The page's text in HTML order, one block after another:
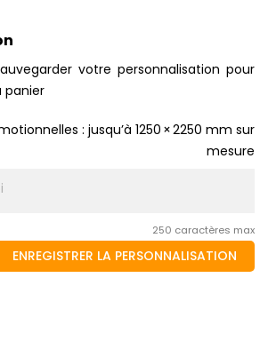
votre personnalisation pour
panier
: jusqu’à 1250 × 2250 mm sur
mesure
250 caractères max
ENREGISTRER LA PERSONNALISATION